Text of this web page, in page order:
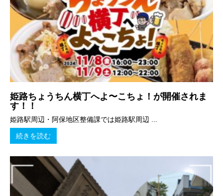
姫路ちょうちん横丁へよ〜こちょ！が開催されま
す！！
姫路駅周辺・阿保地区整備課では姫路駅周辺 ...
続きを読む